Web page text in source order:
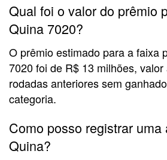
Qual foi o valor do prêmio
Quina 7020?
O prêmio estimado para a faixa
7020 foi de R$ 13 milhões,
rodadas anteriores sem
categoria.
Como posso registrar uma
Quina?